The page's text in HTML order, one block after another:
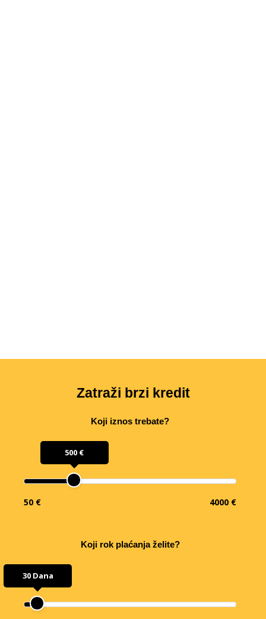
Zatraži brzi kredit
Koji iznos trebate?
500 €
50 € 4000 €
Koji rok plaćanja želite?
30 Dana